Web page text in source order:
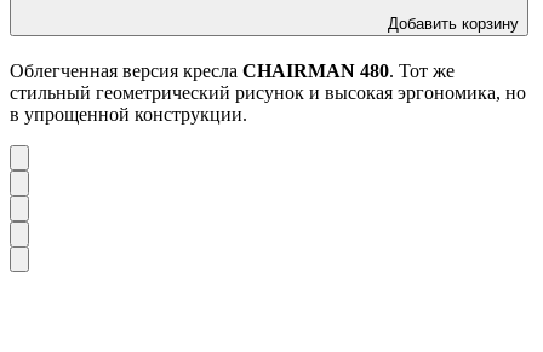
Добавить корзину
Облегченная версия кресла CHAIRMAN 480. Тот же
стильный геометрический рисунок и высокая эргономика, но
в упрощенной конструкции.